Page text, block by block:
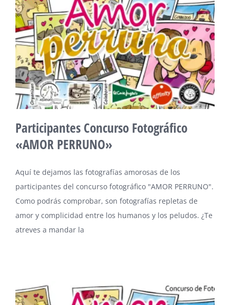
Participantes Concurso Fotográfico
«AMOR PERRUNO»
Aquí te dejamos las fotografías amorosas de los
participantes del concurso fotográfico "AMOR PERRUNO".
Como podrás comprobar, son fotografías repletas de
amor y complicidad entre los humanos y los peludos. ¿Te
atreves a mandar la